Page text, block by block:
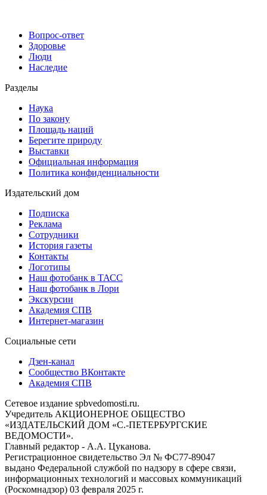
Вопрос-ответ
Здоровье
Люди
Наследие
Разделы
Наука
По закону
Площадь наций
Берегите природу
Выставки
Официальная информация
Политика конфиденциальности
Издательский дом
Подписка
Реклама
Сотрудники
История газеты
Контакты
Логотипы
Наш фотобанк в ТАСС
Наш фотобанк в Лори
Экскурсии
Академия СПВ
Интернет-магазин
Социальные сети
Дзен-канал
Сообщество ВКонтакте
Академия СПВ
Сетевое издание spbvedomosti.ru.
Учредитель АКЦИОНЕРНОЕ ОБЩЕСТВО
«ИЗДАТЕЛЬСКИЙ ДОМ «С.-ПЕТЕРБУРГСКИЕ
ВЕДОМОСТИ».
Главный редактор - А.А. Цуканова.
Регистрационное свидетельство Эл № ФС77-89047
выдано Федеральной службой по надзору в сфере связи,
информационных технологий и массовых коммуникаций
(Роскомнадзор) 03 февраля 2025 г.